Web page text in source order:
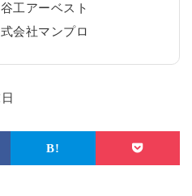
工アーベスト
会社マンプロ